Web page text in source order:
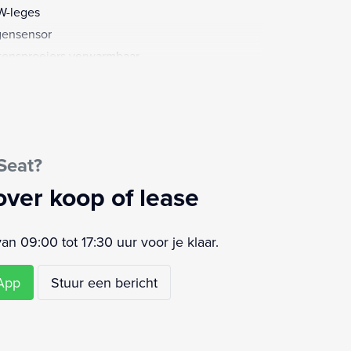
leges
verwarmbaar
verstelbaar
multifunctioneel
herkenning
digitaal instrumentenpaneel
voor
koop of lease
09:00 tot 17:30 uur voor je klaar.
Stuur een bericht